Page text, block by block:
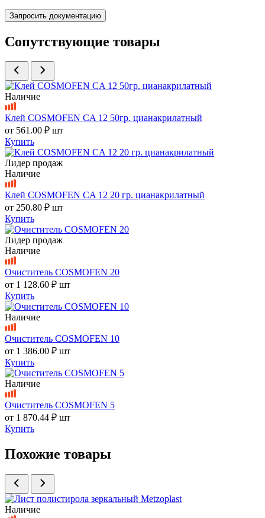
Запросить документацию
Сопутствующие товары
Наличие
Клей COSMOFEN CA 12 50гр. цианакрилатный
от 561.00 ₽ шт
Купить
Лидер продаж
Наличие
Клей COSMOFEN CA 12 20 гр. цианакрилатный
от 250.80 ₽ шт
Купить
Лидер продаж
Наличие
Очиститель COSMOFEN 20
от 1 128.60 ₽ шт
Купить
Наличие
Очиститель COSMOFEN 10
от 1 386.00 ₽ шт
Купить
Наличие
Очиститель COSMOFEN 5
от 1 870.44 ₽ шт
Купить
Похожие товары
Наличие